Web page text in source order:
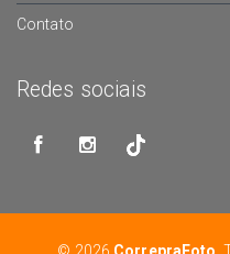
Contato
Redes sociais
© 2026 CorrepraFoto